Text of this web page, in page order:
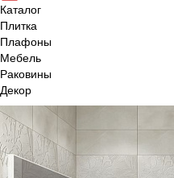
Каталог
Плитка
Плафоны
Мебель
Раковины
Декор